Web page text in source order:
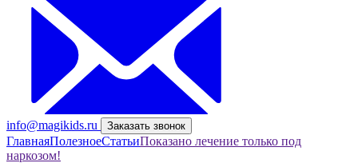
info@magikids.ru Заказать звонок
ГлавнаяПолезноеСтатьиПоказано лечение только под
наркозом!